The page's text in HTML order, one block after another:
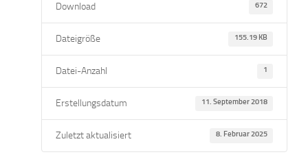
Download 672
Dateigröße 155.19 KB
Datei-Anzahl 1
Erstellungsdatum 11. September 2018
Zuletzt aktualisiert 8. Februar 2025